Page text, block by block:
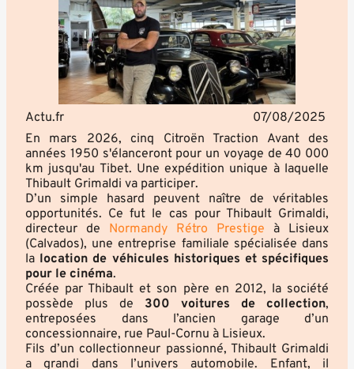
Actu.fr
07/08/2025
En mars 2026, cinq Citroën Traction Avant des
années 1950 s'élanceront pour un voyage de 40 000
km jusqu'au Tibet. Une expédition unique à laquelle
Thibault Grimaldi va participer.
D’un simple hasard peuvent naître de véritables
opportunités. Ce fut le cas pour Thibault Grimaldi,
directeur de Normandy Rétro Prestige à Lisieux
(Calvados), une entreprise familiale spécialisée dans
la location de véhicules historiques et spécifiques
pour le cinéma.
Créée par Thibault et son père en 2012, la société
possède plus de 300 voitures de collection,
entreposées dans l’ancien garage d’un
concessionnaire, rue Paul-Cornu à Lisieux.
Fils d’un collectionneur passionné, Thibault Grimaldi
a grandi dans l’univers automobile. Enfant, il